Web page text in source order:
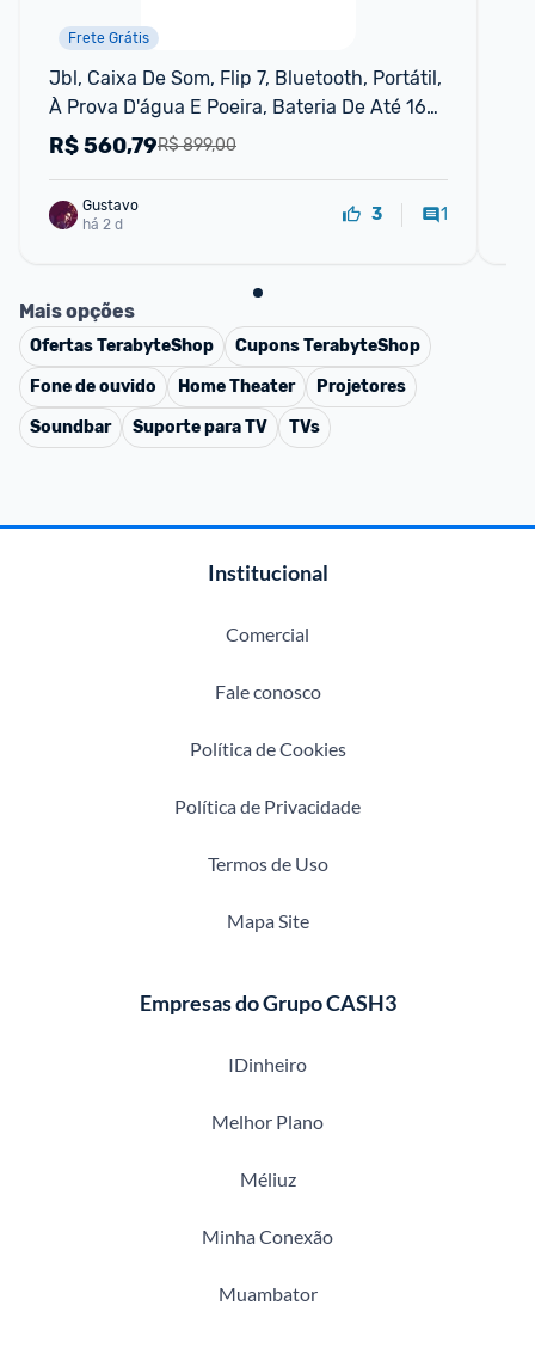
Frete Grátis
Jbl, Caixa De Som, Flip 7, Bluetooth, Portátil,
À Prova D'água E Poeira, Bateria De Até 16h,
Auracast, Som Jbl Pro, Ai Sound Boost, 25 W
R$ 899,00
R$560,79
Gustavo
há 2 d
3 1
Mais opções
OfertasTerabyteShop CuponsTerabyteShop
Fone de ouvido
Home Theater
Projetores
Soundbar
Suporte para TV TVs
Institucional
Comercial
Fale conosco
Política de Cookies
Política de Privacidade
Termos de Uso
Mapa Site
Empresas do Grupo CASH3
IDinheiro
Melhor Plano
Méliuz
Minha Conexão
Muambator